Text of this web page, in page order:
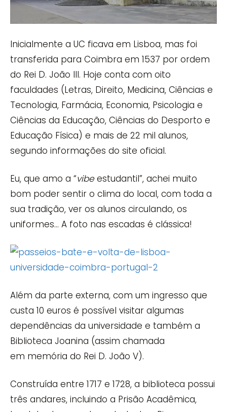
Inicialmente a UC ficava em Lisboa, mas foi
transferida para Coimbra em 1537 por ordem
do Rei D. João III. Hoje conta com oito
faculdades (Letras, Direito, Medicina, Ciências e
Tecnologia, Farmácia, Economia, Psicologia e
Ciências da Educação, Ciências do Desporto e
Educação Física) e mais de 22 mil alunos,
segundo informações do site oficial.
Eu, que amo a “vibeestudantil”, achei muito
bom poder sentir o clima do local, com toda a
sua tradição, ver os alunos circulando, os
uniformes… A foto nas escadas é clássica!
Além da parte externa, com um ingresso que
custa 10 euros é possível visitar algumas
dependências da universidade e também a
Biblioteca Joanina (assim chamada
em memória do Rei D. João V).
Construída entre 1717 e 1728, a biblioteca possui
três andares, incluindo a Prisão Acadêmica,